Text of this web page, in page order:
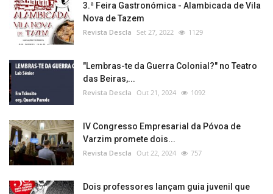
3.ª Feira Gastronómica - Alambicada de Vila
Nova de Tazem
Revista Descla Set 27, 2022 1129
"Lembras-te da Guerra Colonial?" no Teatro
das Beiras,...
Revista Descla Out 21, 2024 1092
IV Congresso Empresarial da Póvoa de
Varzim promete dois...
Revista Descla Out 22, 2024 757
Dois professores lançam guia juvenil que